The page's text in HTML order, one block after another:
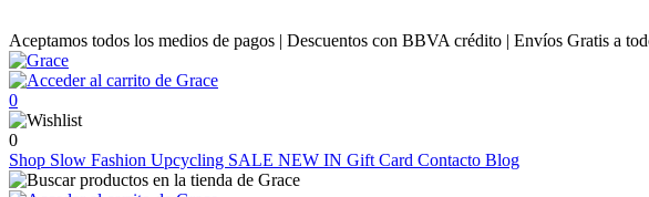
Aceptamos todos los medios de pagos | Descuentos con BBVA crédito | Envíos Gratis a
0
0
Shop Slow Fashion Upcycling SALE NEW IN Gift Card Contacto Blog